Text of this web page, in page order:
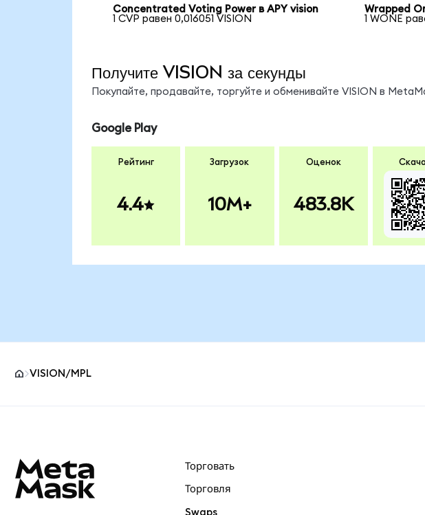
Concentrated Voting Power в APY vision
1 CVP равен 0,016051 VISION
Wrapped
1 WONE
Получите VISION за секунды
Покупайте, продавайте, торгуйте и обменивайте VISION в
Google Play
Рейтинг
4.4
Загрузок
10M+
Оценок
483.8K
VISION/MPL
Торговать
Торговля
Swaps